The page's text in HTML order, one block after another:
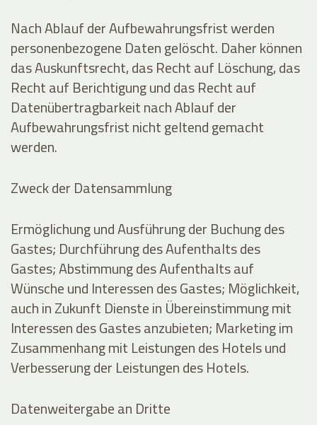
Nach Ablauf der Aufbewahrungsfrist werden
personenbezogene Daten gelöscht. Daher können
das Auskunftsrecht, das Recht auf Löschung, das
Recht auf Berichtigung und das Recht auf
Datenübertragbarkeit nach Ablauf der
Aufbewahrungsfrist nicht geltend gemacht
werden.
Zweck der Datensammlung
Ermöglichung und Ausführung der Buchung des
Gastes; Durchführung des Aufenthalts des
Gastes; Abstimmung des Aufenthalts auf
Wünsche und Interessen des Gastes; Möglichkeit,
auch in Zukunft Dienste in Übereinstimmung mit
Interessen des Gastes anzubieten; Marketing im
Zusammenhang mit Leistungen des Hotels und
Verbesserung der Leistungen des Hotels.
Datenweitergabe an Dritte